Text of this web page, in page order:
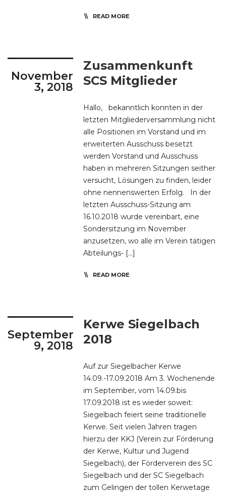
READ MORE
November
3, 2018
Zusammenkunft
SCS Mitglieder
Hallo, bekanntlich konnten in der
letzten Mitgliederversammlung nicht
alle Positionen im Vorstand und im
erweiterten Ausschuss besetzt
werden Vorstand und Ausschuss
haben in mehreren Sitzungen seither
versucht, Lösungen zu finden, leider
ohne nennenswerten Erfolg. In der
letzten Ausschuss-Sitzung am
16.10.2018 wurde vereinbart, eine
Sondersitzung im November
anzusetzen, wo alle im Verein tätigen
Abteilungs- […]
READ MORE
September
9, 2018
Kerwe Siegelbach
2018
Auf zur Siegelbacher Kerwe
14.09.-17.09.2018 Am 3. Wochenende
im September, vom 14.09.bis
17.09.2018 ist es wieder soweit:
Siegelbach feiert seine traditionelle
Kerwe. Seit vielen Jahren tragen
hierzu der KKJ (Verein zur Förderung
der Kerwe, Kultur und Jugend
Siegelbach), der Förderverein des SC
Siegelbach und der SC Siegelbach
zum Gelingen der tollen Kerwetage